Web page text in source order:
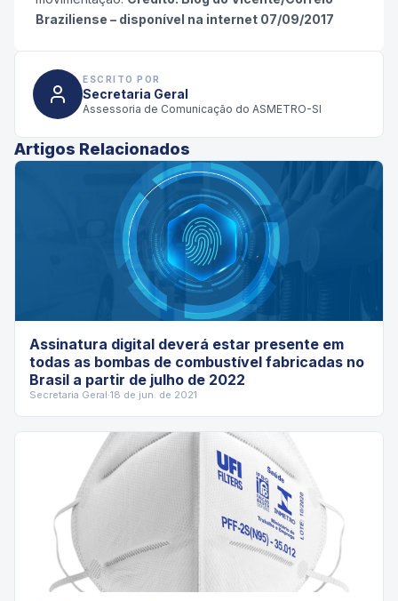
Braziliense – disponível na internet 07/09/2017
ESCRITO POR
Secretaria Geral
Assessoria de Comunicação do ASMETRO-SI
Artigos Relacionados
Assinatura digital deverá estar presente em
todas as bombas de combustível fabricadas no
Brasil a partir de julho de 2022
Secretaria Geral·18 de jun. de 2021